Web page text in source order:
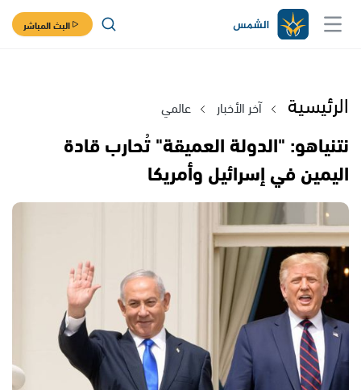
البث المباشر
الرئيسية آخر الأخبار عالمي
نتنياهو: "الدولة العميقة" تُحارب قادة
اليمين في إسرائيل وأمريكا